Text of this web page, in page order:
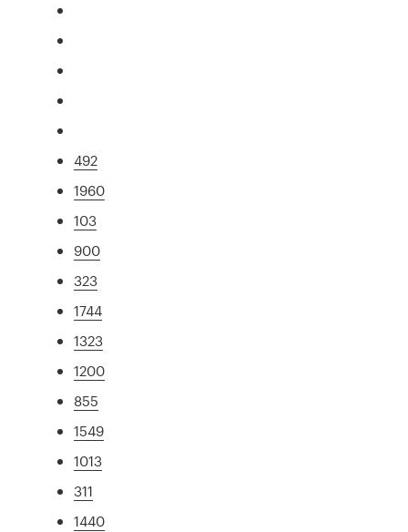
492
1960
103
900
323
1744
1323
1200
855
1549
1013
311
1440